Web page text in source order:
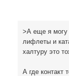
>А еще я могу
лифлеты и
халтуру это
А где контакт